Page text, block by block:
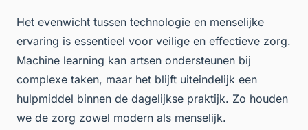
Het evenwicht tussen technologie en menselijke
ervaring is essentieel voor veilige en effectieve zorg.
Machine learning kan artsen ondersteunen bij
complexe taken, maar het blijft uiteindelijk een
hulpmiddel binnen de dagelijkse praktijk. Zo houden
we de zorg zowel modern als menselijk.